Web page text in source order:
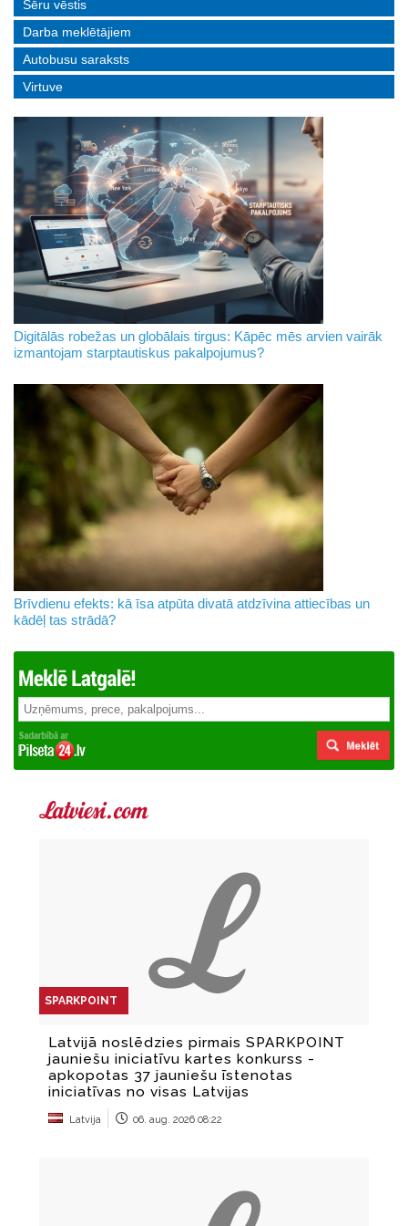
Sēru vēstis
Darba meklētājiem
Autobusu saraksts
Virtuve
Digitālās robežas un globālais tirgus: Kāpēc mēs arvien vairāk
izmantojam starptautiskus pakalpojumus?
Brīvdienu efekts: kā īsa atpūta divatā atdzīvina attiecības un
kādēļ tas strādā?